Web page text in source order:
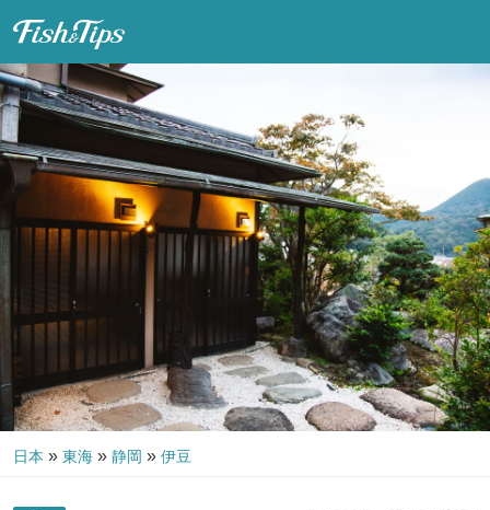
日本 » 東海 » 静岡 » 伊豆